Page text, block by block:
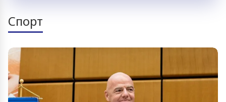
Спорт